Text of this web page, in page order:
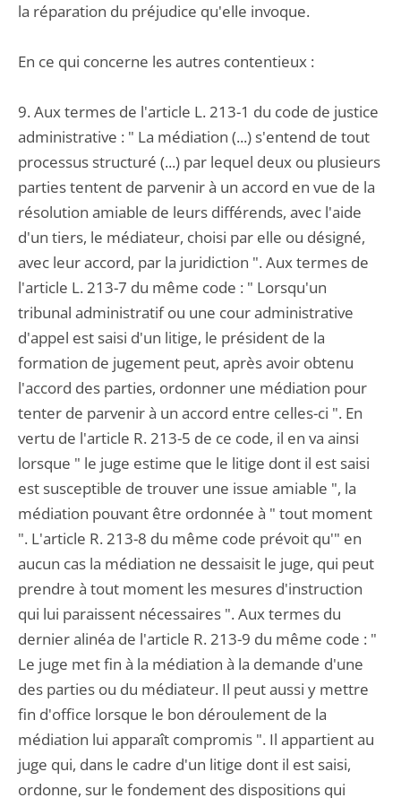
la réparation du préjudice qu'elle invoque.
En ce qui concerne les autres contentieux :
9. Aux termes de l'article L. 213-1 du code de justice
administrative : " La médiation (...) s'entend de tout
processus structuré (...) par lequel deux ou plusieurs
parties tentent de parvenir à un accord en vue de la
résolution amiable de leurs différends, avec l'aide
d'un tiers, le médiateur, choisi par elle ou désigné,
avec leur accord, par la juridiction ". Aux termes de
l'article L. 213-7 du même code : " Lorsqu'un
tribunal administratif ou une cour administrative
d'appel est saisi d'un litige, le président de la
formation de jugement peut, après avoir obtenu
l'accord des parties, ordonner une médiation pour
tenter de parvenir à un accord entre celles-ci ". En
vertu de l'article R. 213-5 de ce code, il en va ainsi
lorsque " le juge estime que le litige dont il est saisi
est susceptible de trouver une issue amiable ", la
médiation pouvant être ordonnée à " tout moment
". L'article R. 213-8 du même code prévoit qu'" en
aucun cas la médiation ne dessaisit le juge, qui peut
prendre à tout moment les mesures d'instruction
qui lui paraissent nécessaires ". Aux termes du
dernier alinéa de l'article R. 213-9 du même code : "
Le juge met fin à la médiation à la demande d'une
des parties ou du médiateur. Il peut aussi y mettre
fin d'office lorsque le bon déroulement de la
médiation lui apparaît compromis ". Il appartient au
juge qui, dans le cadre d'un litige dont il est saisi,
ordonne, sur le fondement des dispositions qui